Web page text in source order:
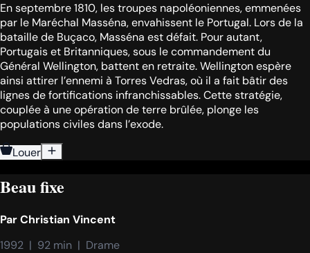
En septembre 1810, les troupes napoléoniennes, emmenées
par le Maréchal Masséna, envahissent le Portugal. Lors de la
bataille de Buçaco, Masséna est défait. Pour autant,
Portugais et Britanniques, sous le commandement du
Général Wellington, battent en retraite. Wellington espère
ainsi attirer l’ennemi à Torres Vedras, où il a fait bâtir des
lignes de fortifications infranchissables. Cette stratégie,
couplée à une opération de terre brûlée, plonge les
populations civiles dans l’exode.
Louer
Beau fixe
ParChristian Vincent
1992  |  92 min  |  Drame